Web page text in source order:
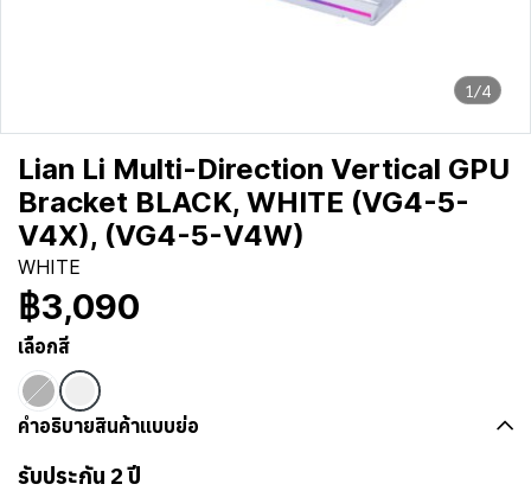
1/4
Lian Li Multi-Direction Vertical GPU
Bracket BLACK, WHITE (VG4-5-
V4X), (VG4-5-V4W)
WHITE
฿3,090
เลือกสี
คำอธิบายสินค้าแบบย่อ
รับประกัน 2 ปี